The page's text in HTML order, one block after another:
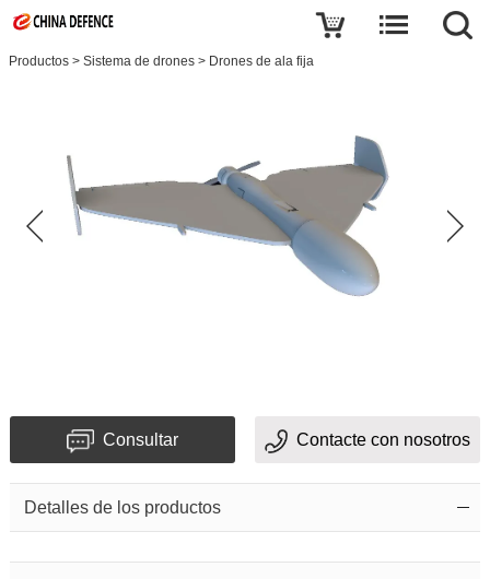
Productos > Sistema de drones > Drones de ala fija
Consultar Contacte con nosotros
Detalles de los productos